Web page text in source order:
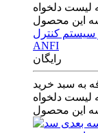
لیست دلخواه
این محصول
سيستم كنترل
ANFI
رایگان
به سبد خرید
لیست دلخواه
این محصول